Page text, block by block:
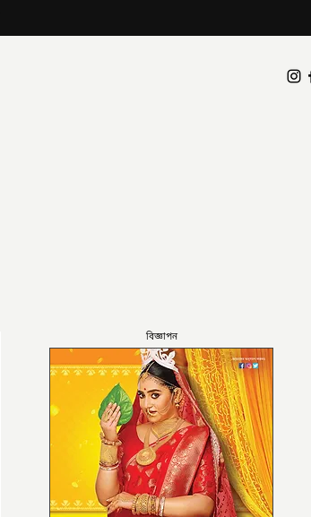
বিজ্ঞাপন